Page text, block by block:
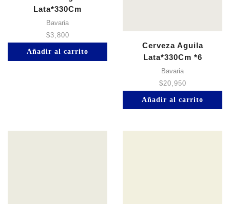
Lata*330Cm
Bavaria
$3,800
Añadir al carrito
Cerveza Aguila
Lata*330Cm *6
Bavaria
$20,950
Añadir al carrito